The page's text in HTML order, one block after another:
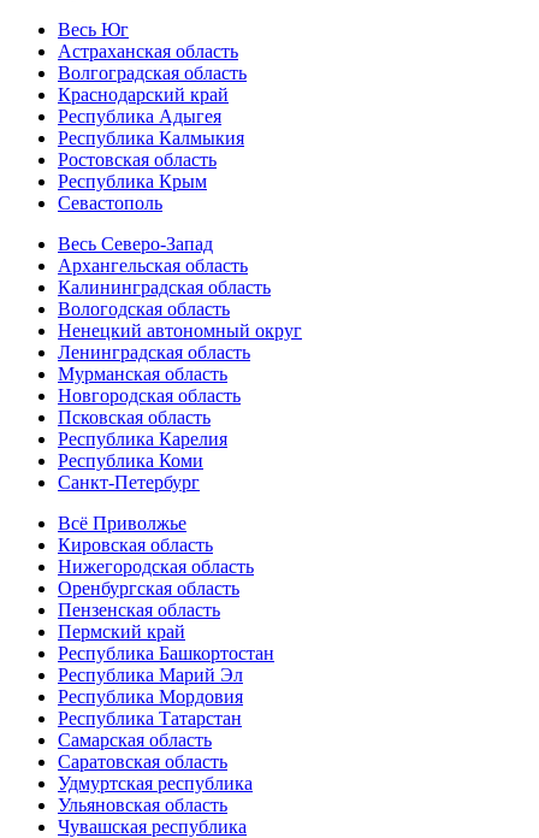
Весь Юг
Астраханская область
Волгоградская область
Краснодарский край
Республика Адыгея
Республика Калмыкия
Ростовская область
Республика Крым
Севастополь
Весь Северо-Запад
Архангельская область
Калининградская область
Вологодская область
Ненецкий автономный округ
Ленинградская область
Мурманская область
Новгородская область
Псковская область
Республика Карелия
Республика Коми
Санкт-Петербург
Всё Приволжье
Кировская область
Нижегородская область
Оренбургская область
Пензенская область
Пермский край
Республика Башкортостан
Республика Марий Эл
Республика Мордовия
Республика Татарстан
Самарская область
Саратовская область
Удмуртская республика
Ульяновская область
Чувашская республика